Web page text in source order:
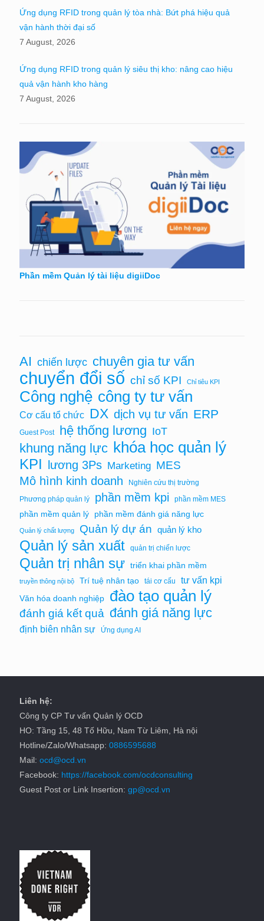
Ứng dụng RFID trong quản lý tòa nhà: Bứt phá hiệu quả
vận hành thời đại số
7 August, 2026
Ứng dụng RFID trong quản lý siêu thị kho: nâng cao hiệu
quả vận hành kho hàng
7 August, 2026
Phần mềm Quản lý tài liệu digiiDoc
AI chiến lược chuyên gia tư vấn
chuyển đổi số chỉ số KPI Chỉ tiêu KPI
Công nghệ công ty tư vấn
Cơ cấu tổ chức DX dịch vụ tư vấn ERP
Guest Post hệ thống lương IoT
khung năng lực khóa học quản lý
KPI lương 3Ps Marketing MES
Mô hình kinh doanh
Nghiên cứu thị trường
Phương pháp quản lý
phần mềm kpi phần mềm MES
phần mềm quản lý phần mềm đánh giá năng lực
Quản lý chất lượng Quản lý dự án quản lý kho
Quản lý sản xuất quản trị chiến lược
Quản trị nhân sự triển khai phần mềm
truyền thông nội bộ Trí tuệ nhân tạo tái cơ cấu tư vấn kpi
Văn hóa doanh nghiệp đào tạo quản lý
đánh giá kết quả đánh giá năng lực
định biên nhân sự Ứng dụng AI
Liên hệ:
Công ty CP Tư vấn Quản lý OCD
HO: Tầng 15, 48 Tố Hữu, Nam Từ Liêm, Hà nội
Hotline/Zalo/Whatsapp: 0886595688
Mail: ocd@ocd.vn
Facebook: https://facebook.com/ocdconsulting
Guest Post or Link Insertion: gp@ocd.vn